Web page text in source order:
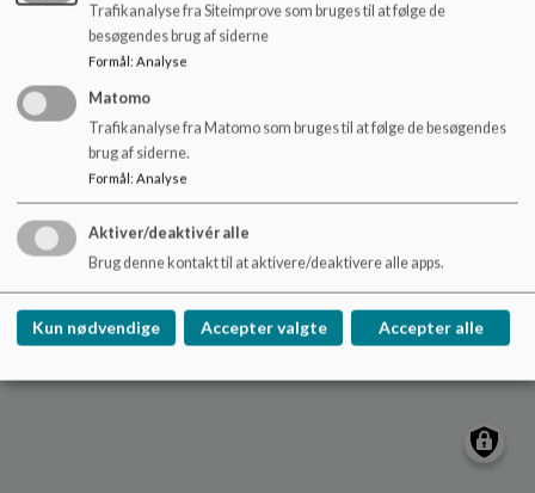
Nydamskolen
Skolevej 21, V. Sottrup
nydamskolen@sonderborg.dk
88724391
/tilgaengelighedserklaering
Sitemap
Cookie politik
Trafikanalyse fra Siteimprove som bruges til at følge de
besøgendes brug af siderne
Formål: Analyse
Matomo
Trafikanalyse fra Matomo som bruges til at følge de besøgendes
brug af siderne.
Formål: Analyse
Aktiver/deaktivér alle
Brug denne kontakt til at aktivere/deaktivere alle apps.
Kun nødvendige Accepter valgte Accepter alle